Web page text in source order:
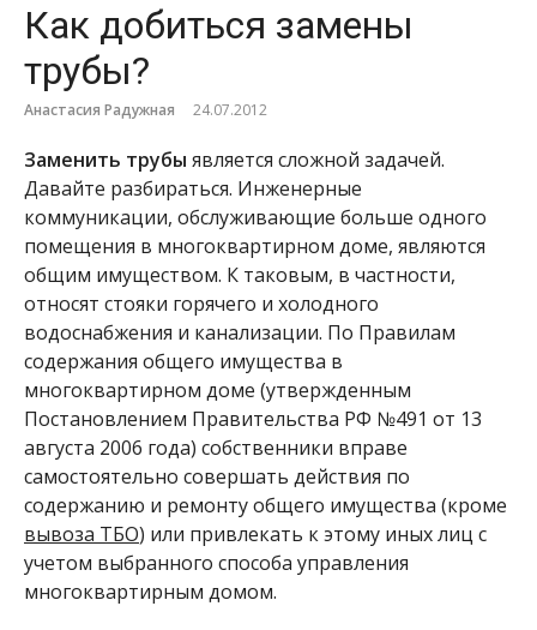
Как добиться замены
трубы?
Анастасия Радужная 24.07.2012
Заменить трубы является сложной задачей.
Давайте разбираться. Инженерные
коммуникации, обслуживающие больше одного
помещения в многоквартирном доме, являются
общим имуществом. К таковым, в частности,
относят стояки горячего и холодного
водоснабжения и канализации. По Правилам
содержания общего имущества в
многоквартирном доме (утвержденным
Постановлением Правительства РФ №491 от 13
августа 2006 года) собственники вправе
самостоятельно совершать действия по
содержанию и ремонту общего имущества (кроме
вывоза ТБО) или привлекать к этому иных лиц с
учетом выбранного способа управления
многоквартирным домом.